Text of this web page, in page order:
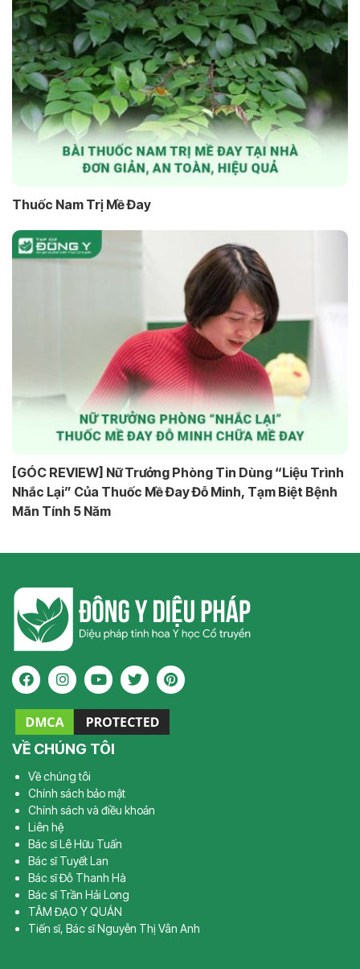
Thuốc Nam Trị Mề Đay
[GÓC REVIEW] Nữ Trưởng Phòng Tin Dùng “Liệu Trình
Nhắc Lại” Của Thuốc Mề Đay Đỗ Minh, Tạm Biệt Bệnh
Mãn Tính 5 Năm
VỀ CHÚNG TÔI
Về chúng tôi
Chính sách bảo mật
Chính sách và điều khoản
Liên hệ
Bác sĩ Lê Hữu Tuấn
Bác sĩ Tuyết Lan
Bác sĩ Đỗ Thanh Hà
Bác sĩ Trần Hải Long
TÂM ĐẠO Y QUÁN
Tiến sĩ, Bác sĩ Nguyễn Thị Vân Anh